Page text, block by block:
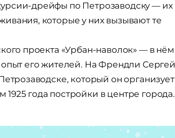
дрейфы по Петрозаводску — их
которые у них вызывают те
проекта «Урбан-наволок» — в нём
его жителей. На Френдли Сергей
который он организует
года постройки в центре города.